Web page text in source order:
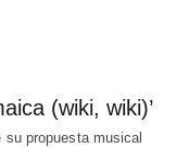
(wiki, wiki)’
propuesta musical